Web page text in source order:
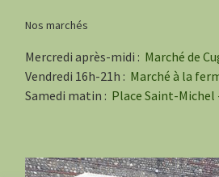
Nos marchés
Mercredi après-midi : Marché de
Vendredi 16h-21h : Marché à la
Samedi matin : Place Saint-Michel